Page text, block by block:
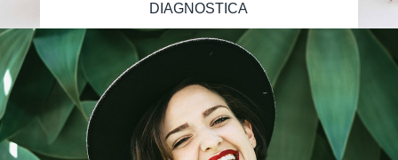
DIAGNOSTICA